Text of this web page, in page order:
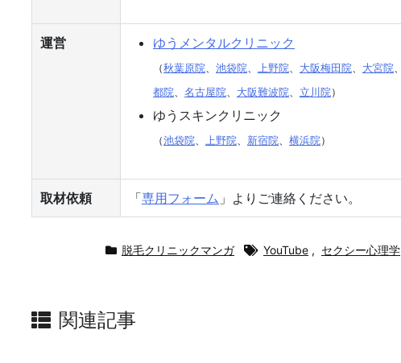
運営 ゆうメンタルクリニック
（秋葉原院 池袋院 上野院 大阪梅田院 大宮院
都院
名古屋院 大阪難波院 立川院 ）
ゆうスキンクリニック
（池袋院 上野院 新宿院 横浜院 ）
取材依頼 「専用フォーム 」よりご連絡ください。
脱毛クリニックマンガ YouTube , セクシー心理学
関連記事